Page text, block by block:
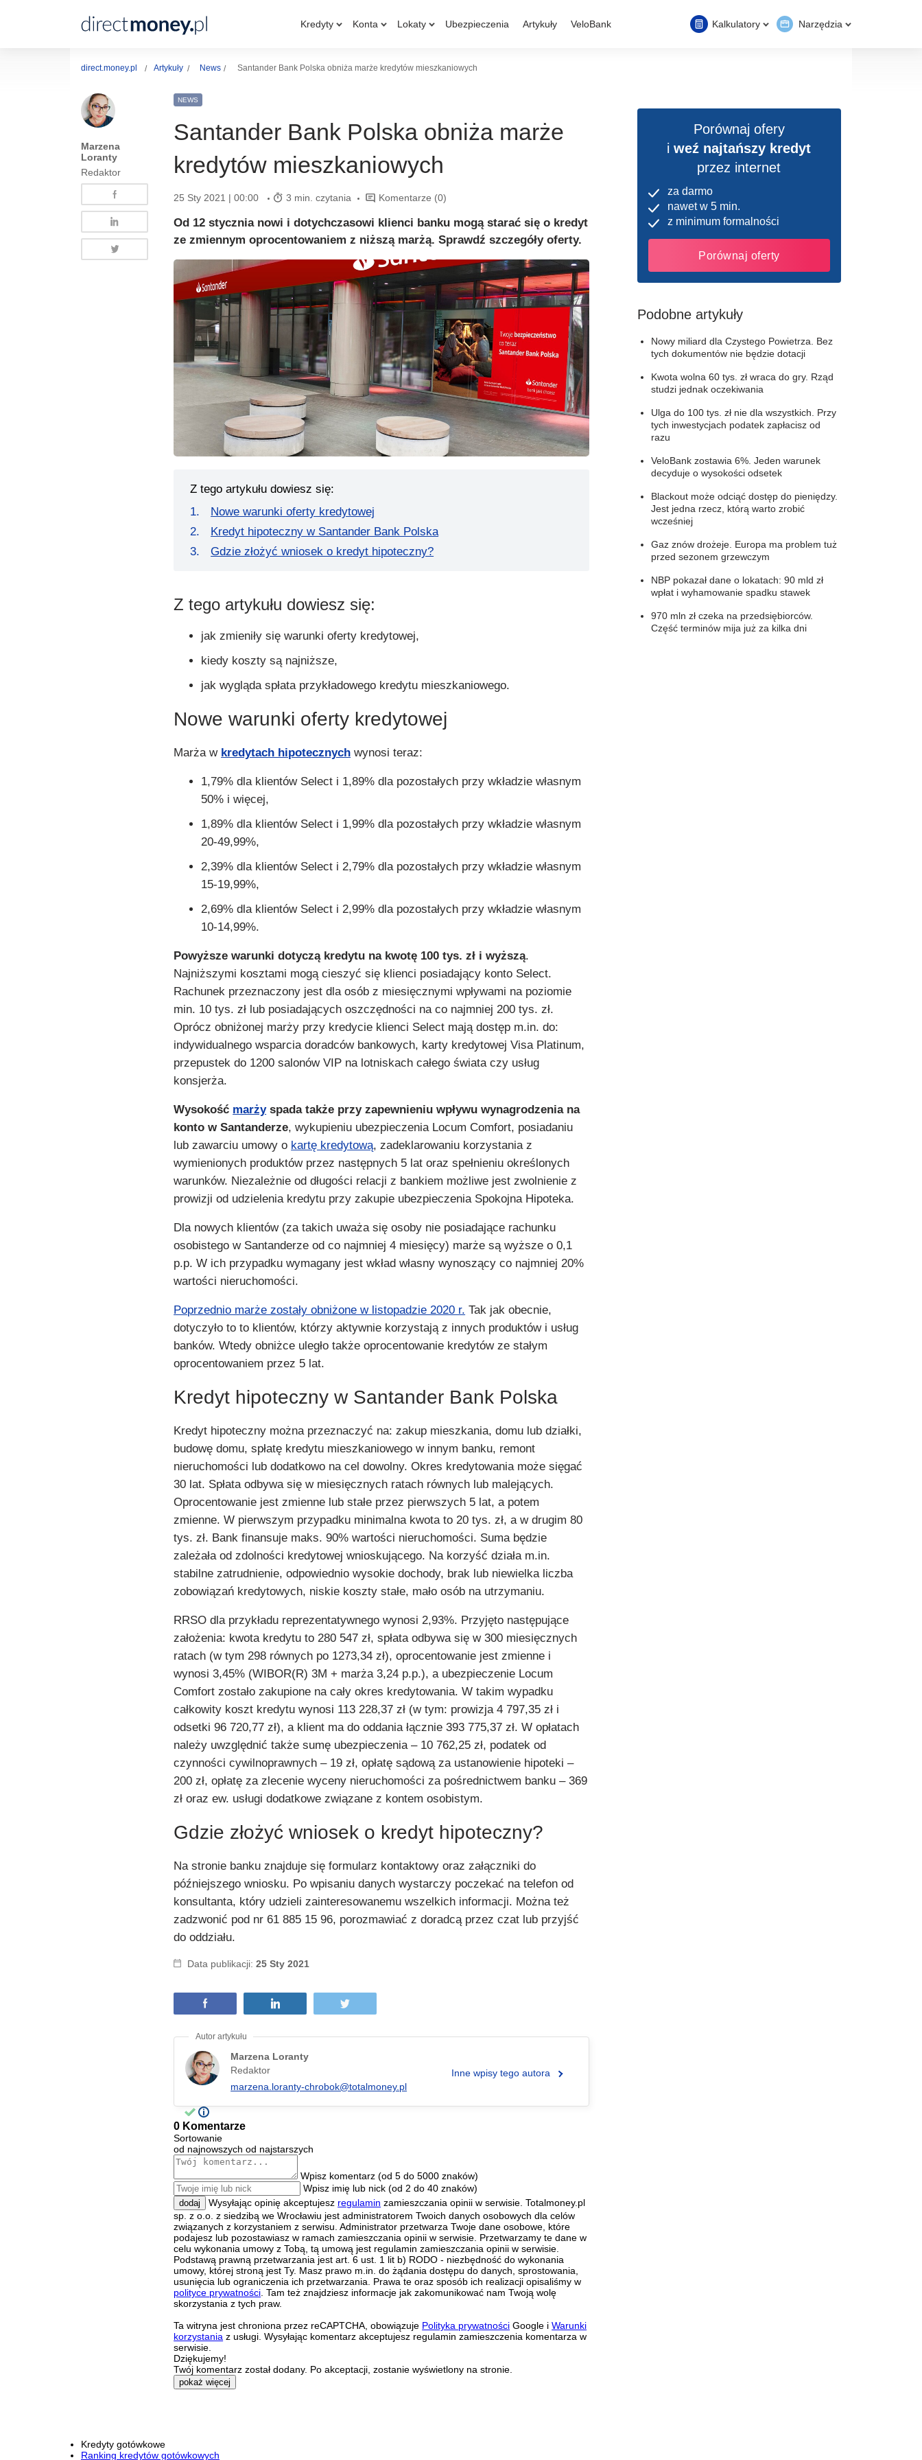
Kredyty Konta Lokaty Ubezpieczenia Artykuły VeloBank Kalkulatory Narzędzia
direct.money.pl Artykuły News Santander Bank Polska obniża marże kredytów mieszkaniowych
Marzena
Loranty
Redaktor
NEWS
Santander Bank Polska obniża marże
kredytów mieszkaniowych
25 Sty 2021 | 00:00 3 min. czytania Komentarze (0)
Od 12 stycznia nowi i dotychczasowi klienci banku mogą starać się o kredyt
ze zmiennym oprocentowaniem z niższą marżą. Sprawdź szczegóły oferty.
Z tego artykułu dowiesz się:
Nowe warunki oferty kredytowej
Kredyt hipoteczny w Santander Bank Polska
Gdzie złożyć wniosek o kredyt hipoteczny?
Z tego artykułu dowiesz się:
jak zmieniły się warunki oferty kredytowej,
kiedy koszty są najniższe,
jak wygląda spłata przykładowego kredytu mieszkaniowego.
Nowe warunki oferty kredytowej
Marża w kredytach hipotecznych wynosi teraz:
1,79% dla klientów Select i 1,89% dla pozostałych przy wkładzie własnym
50% i więcej,
1,89% dla klientów Select i 1,99% dla pozostałych przy wkładzie własnym
20-49,99%,
2,39% dla klientów Select i 2,79% dla pozostałych przy wkładzie własnym
15-19,99%,
2,69% dla klientów Select i 2,99% dla pozostałych przy wkładzie własnym
10-14,99%.
Powyższe warunki dotyczą kredytu na kwotę 100 tys. zł i wyższą.
Najniższymi kosztami mogą cieszyć się klienci posiadający konto Select.
Rachunek przeznaczony jest dla osób z miesięcznymi wpływami na poziomie
min. 10 tys. zł lub posiadających oszczędności na co najmniej 200 tys. zł.
Oprócz obniżonej marży przy kredycie klienci Select mają dostęp m.in. do:
indywidualnego wsparcia doradców bankowych, karty kredytowej Visa Platinum,
przepustek do 1200 salonów VIP na lotniskach całego świata czy usług
konsjerża.
Wysokość marżyspada także przy zapewnieniu wpływu wynagrodzenia na
konto w Santanderze, wykupieniu ubezpieczenia Locum Comfort, posiadaniu
lub zawarciu umowy o kartę kredytową, zadeklarowaniu korzystania z
wymienionych produktów przez następnych 5 lat oraz spełnieniu określonych
warunków. Niezależnie od długości relacji z bankiem możliwe jest zwolnienie z
prowizji od udzielenia kredytu przy zakupie ubezpieczenia Spokojna Hipoteka.
Dla nowych klientów (za takich uważa się osoby nie posiadające rachunku
osobistego w Santanderze od co najmniej 4 miesięcy) marże są wyższe o 0,1
p.p. W ich przypadku wymagany jest wkład własny wynoszący co najmniej 20%
wartości nieruchomości.
Poprzednio marże zostały obniżone w listopadzie 2020 r. Tak jak obecnie,
dotyczyło to to klientów, którzy aktywnie korzystają z innych produktów i usług
banków. Wtedy obniżce uległo także oprocentowanie kredytów ze stałym
oprocentowaniem przez 5 lat.
Kredyt hipoteczny w Santander Bank Polska
Kredyt hipoteczny można przeznaczyć na: zakup mieszkania, domu lub działki,
budowę domu, spłatę kredytu mieszkaniowego w innym banku, remont
nieruchomości lub dodatkowo na cel dowolny. Okres kredytowania może sięgać
30 lat. Spłata odbywa się w miesięcznych ratach równych lub malejących.
Oprocentowanie jest zmienne lub stałe przez pierwszych 5 lat, a potem
zmienne. W pierwszym przypadku minimalna kwota to 20 tys. zł, a w drugim 80
tys. zł. Bank finansuje maks. 90% wartości nieruchomości. Suma będzie
zależała od zdolności kredytowej wnioskującego. Na korzyść działa m.in.
stabilne zatrudnienie, odpowiednio wysokie dochody, brak lub niewielka liczba
zobowiązań kredytowych, niskie koszty stałe, mało osób na utrzymaniu.
RRSO dla przykładu reprezentatywnego wynosi 2,93%. Przyjęto następujące
założenia: kwota kredytu to 280 547 zł, spłata odbywa się w 300 miesięcznych
ratach (w tym 298 równych po 1273,34 zł), oprocentowanie jest zmienne i
wynosi 3,45% (WIBOR(R) 3M + marża 3,24 p.p.), a ubezpieczenie Locum
Comfort zostało zakupione na cały okres kredytowania. W takim wypadku
całkowity koszt kredytu wynosi 113 228,37 zł (w tym: prowizja 4 797,35 zł i
odsetki 96 720,77 zł), a klient ma do oddania łącznie 393 775,37 zł. W opłatach
należy uwzględnić także sumę ubezpieczenia – 10 762,25 zł, podatek od
czynności cywilnoprawnych – 19 zł, opłatę sądową za ustanowienie hipoteki –
200 zł, opłatę za zlecenie wyceny nieruchomości za pośrednictwem banku – 369
zł oraz ew. usługi dodatkowe związane z kontem osobistym.
Gdzie złożyć wniosek o kredyt hipoteczny?
Na stronie banku znajduje się formularz kontaktowy oraz załączniki do
późniejszego wniosku. Po wpisaniu danych wystarczy poczekać na telefon od
konsultanta, który udzieli zainteresowanemu wszelkich informacji. Można też
zadzwonić pod nr 61 885 15 96, porozmawiać z doradcą przez czat lub przyjść
do oddziału.
Data publikacji:25 Sty 2021
Marzena Loranty
Redaktor
marzena.loranty-chrobok@totalmoney.pl
Inne wpisy tego autora
0 Komentarze
Sortowanie
od najnowszych od najstarszych
Wpisz komentarz (od 5 do 5000 znaków)
Wpisz imię lub nick (od 2 do 40 znaków)
dodaj Wysyłając opinię akceptujesz regulamin zamieszczania opinii w serwisie. Totalmoney.pl
sp. z o.o. z siedzibą we Wrocławiu jest administratorem Twoich danych osobowych dla celów
związanych z korzystaniem z serwisu. Administrator przetwarza Twoje dane osobowe, które
podajesz lub pozostawiasz w ramach zamieszczania opinii w serwisie. Przetwarzamy te dane w
celu wykonania umowy z Tobą, tą umową jest regulamin zamieszczania opinii w serwisie.
Podstawą prawną przetwarzania jest art. 6 ust. 1 lit b) RODO - niezbędność do wykonania
umowy, której stroną jest Ty. Masz prawo m.in. do żądania dostępu do danych, sprostowania,
usunięcia lub ograniczenia ich przetwarzania. Prawa te oraz sposób ich realizacji opisaliśmy w
polityce prywatności . Tam też znajdziesz informacje jak zakomunikować nam Twoją wolę
skorzystania z tych praw.
Ta witryna jest chroniona przez reCAPTCHA, obowiązuje Polityka prywatności Google iWarunki
korzystania z usługi. Wysyłając komentarz akceptujesz regulamin zamieszczenia komentarza w
serwisie.
Dziękujemy!
Twój komentarz został dodany. Po akceptacji, zostanie wyświetlony na stronie.
pokaż więcej
Porównaj ofery
iweź najtańszy kredyt
przez internet
za darmo
nawet w 5 min.
z minimum formalności
Porównaj oferty
Podobne artykuły
Nowy miliard dla Czystego Powietrza. Bez
tych dokumentów nie będzie dotacji
Kwota wolna 60 tys. zł wraca do gry. Rząd
studzi jednak oczekiwania
Ulga do 100 tys. zł nie dla wszystkich. Przy
tych inwestycjach podatek zapłacisz od
razu
VeloBank zostawia 6%. Jeden warunek
decyduje o wysokości odsetek
Blackout może odciąć dostęp do pieniędzy.
Jest jedna rzecz, którą warto zrobić
wcześniej
Gaz znów drożeje. Europa ma problem tuż
przed sezonem grzewczym
NBP pokazał dane o lokatach: 90 mld zł
wpłat i wyhamowanie spadku stawek
970 mln zł czeka na przedsiębiorców.
Część terminów mija już za kilka dni
Kredyty gotówkowe
Ranking kredytów gotówkowych